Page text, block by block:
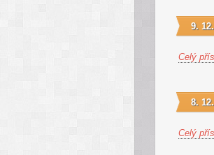
9.
Celý
8.
Celý